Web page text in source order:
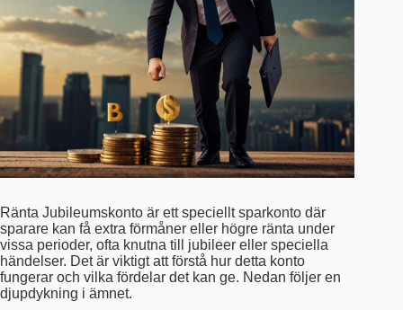
Ränta Jubileumskonto är ett speciellt sparkonto där
sparare kan få extra förmåner eller högre ränta under
vissa perioder, ofta knutna till jubileer eller speciella
händelser. Det är viktigt att förstå hur detta konto
fungerar och vilka fördelar det kan ge. Nedan följer en
djupdykning i ämnet.